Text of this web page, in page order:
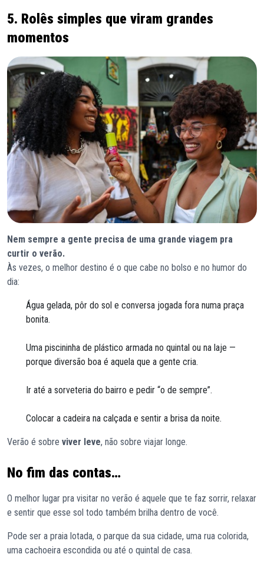
5. Rolês simples que viram grandes
momentos
Nem sempre a gente precisa de uma grande viagem pra
curtir o verão.
Às vezes, o melhor destino é o que cabe no bolso e no humor do
dia:
Água gelada, pôr do sol e conversa jogada fora numa praça
bonita.
Uma piscininha de plástico armada no quintal ou na laje —
porque diversão boa é aquela que a gente cria.
Ir até a sorveteria do bairro e pedir “o de sempre”.
Colocar a cadeira na calçada e sentir a brisa da noite.
Verão é sobre viver leve, não sobre viajar longe.
No fim das contas…
O melhor lugar pra visitar no verão é aquele que te faz sorrir, relaxar
e sentir que esse sol todo também brilha dentro de você.
Pode ser a praia lotada, o parque da sua cidade, uma rua colorida,
uma cachoeira escondida ou até o quintal de casa.